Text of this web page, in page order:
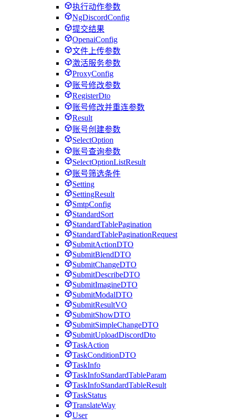
执行动作参数
NgDiscordConfig
提交结果
OpenaiConfig
文件上传参数
激活服务参数
ProxyConfig
账号修改参数
RegisterDto
账号修改并重连参数
Result
账号创建参数
SelectOption
账号查询参数
SelectOptionListResult
账号筛选条件
Setting
SettingResult
SmtpConfig
StandardSort
StandardTablePagination
StandardTablePaginationRequest
SubmitActionDTO
SubmitBlendDTO
SubmitChangeDTO
SubmitDescribeDTO
SubmitImagineDTO
SubmitModalDTO
SubmitResultVO
SubmitShowDTO
SubmitSimpleChangeDTO
SubmitUploadDiscordDto
TaskAction
TaskConditionDTO
TaskInfo
TaskInfoStandardTableParam
TaskInfoStandardTableResult
TaskStatus
TranslateWay
User